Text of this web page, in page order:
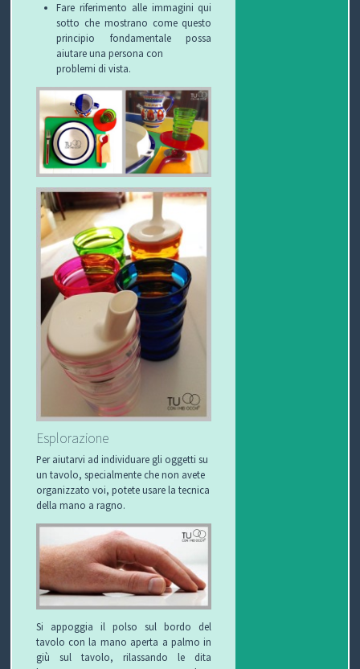
Fare riferimento alle immagini qui
sotto che mostrano come questo
principio fondamentale possa
aiutare una persona con
problemi di vista.
Esplorazione
Per aiutarvi ad individuare gli oggetti su
un tavolo, specialmente che non avete
organizzato voi, potete usare la tecnica
della mano a ragno.
Si appoggia il polso sul bordo del
tavolo con la mano aperta a palmo in
giù sul tavolo, rilassando le dita